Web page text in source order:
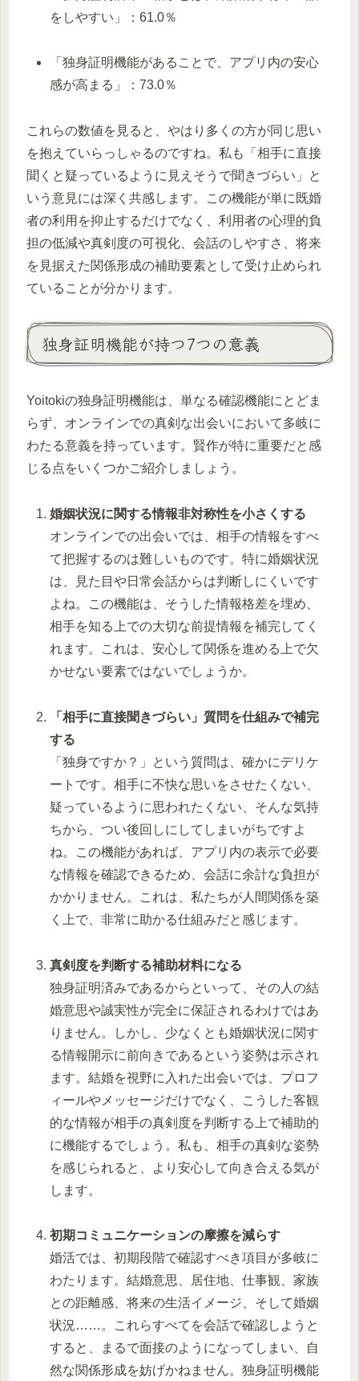
をしやすい」：61.0％
「独身証明機能があることで、アプリ内の安心
感が高まる」：73.0％
これらの数値を見ると、やはり多くの方が同じ思い
を抱えていらっしゃるのですね。私も「相手に直接
聞くと疑っているように見えそうで聞きづらい」と
いう意見には深く共感します。この機能が単に既婚
者の利用を抑止するだけでなく、利用者の心理的負
担の低減や真剣度の可視化、会話のしやすさ、将来
を見据えた関係形成の補助要素として受け止められ
ていることが分かります。
独身証明機能が持つ7つの意義
Yoitokiの独身証明機能は、単なる確認機能にとどま
らず、オンラインでの真剣な出会いにおいて多岐に
わたる意義を持っています。賢作が特に重要だと感
じる点をいくつかご紹介しましょう。
婚姻状況に関する情報非対称性を小さくする
オンラインでの出会いでは、相手の情報をすべ
て把握するのは難しいものです。特に婚姻状況
は、見た目や日常会話からは判断しにくいです
よね。この機能は、そうした情報格差を埋め、
相手を知る上での大切な前提情報を補完してく
れます。これは、安心して関係を進める上で欠
かせない要素ではないでしょうか。
「相手に直接聞きづらい」質問を仕組みで補完
する
「独身ですか？」という質問は、確かにデリケ
ートです。相手に不快な思いをさせたくない、
疑っているように思われたくない、そんな気持
ちから、つい後回しにしてしまいがちですよ
ね。この機能があれば、アプリ内の表示で必要
な情報を確認できるため、会話に余計な負担が
かかりません。これは、私たちが人間関係を築
く上で、非常に助かる仕組みだと感じます。
真剣度を判断する補助材料になる
独身証明済みであるからといって、その人の結
婚意思や誠実性が完全に保証されるわけではあ
りません。しかし、少なくとも婚姻状況に関す
る情報開示に前向きであるという姿勢は示され
ます。結婚を視野に入れた出会いでは、プロフ
ィールやメッセージだけでなく、こうした客観
的な情報が相手の真剣度を判断する上で補助的
に機能するでしょう。私も、相手の真剣な姿勢
を感じられると、より安心して向き合える気が
します。
初期コミュニケーションの摩擦を減らす
婚活では、初期段階で確認すべき項目が多岐に
わたります。結婚意思、居住地、仕事観、家族
との距離感、将来の生活イメージ、そして婚姻
状況……。これらすべてを会話で確認しようと
すると、まるで面接のようになってしまい、自
然な関係形成を妨げかねません。独身証明機能